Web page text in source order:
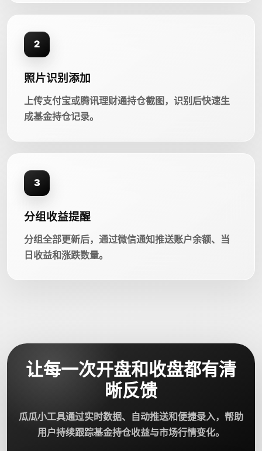
2
照片识别添加
上传支付宝或腾讯理财通持仓截图，识别后快速生
成基金持仓记录。
3
分组收益提醒
分组全部更新后，通过微信通知推送账户余额、当
日收益和涨跌数量。
让每一次开盘和收盘都有清
晰反馈
瓜瓜小工具通过实时数据、自动推送和便捷录入，帮助
用户持续跟踪基金持仓收益与市场行情变化。